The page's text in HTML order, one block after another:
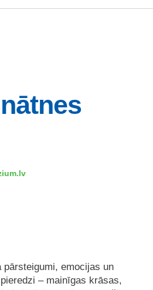
emocijas un
– mainīgas krāsas,